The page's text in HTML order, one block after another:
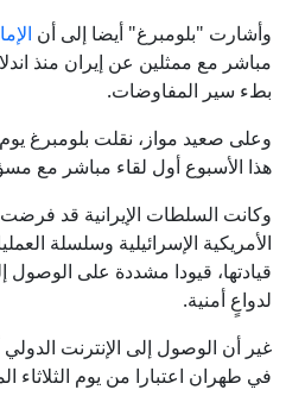
وأشارت "بلومبرغ" أيضا إلى أن
مباشر مع ممثلين عن إيران منذ
بطء سير المفاوضات.
وعلى صعيد مواز، نقلت بلومبرغ
هذا الأسبوع أول لقاء مباشر مع
وكانت السلطات الإيرانية قد
الأمريكية الإسرائيلية وسلسلة
قيادتها، قيودا مشددة على الوصول
لدواعٍ أمنية.
غير أن الوصول إلى الإنترنت
في طهران اعتبارا من يوم